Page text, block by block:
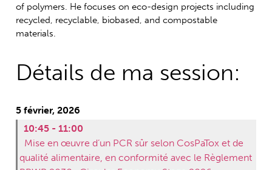
of polymers. He focuses on eco-design projects including
recycled, recyclable, biobased, and compostable
materials.
Détails de ma session:
5 février, 2026
10:45 - 11:00
Mise en œuvre d’un PCR sûr selon CosPaTox et de
qualité alimentaire, en conformité avec le Règlement